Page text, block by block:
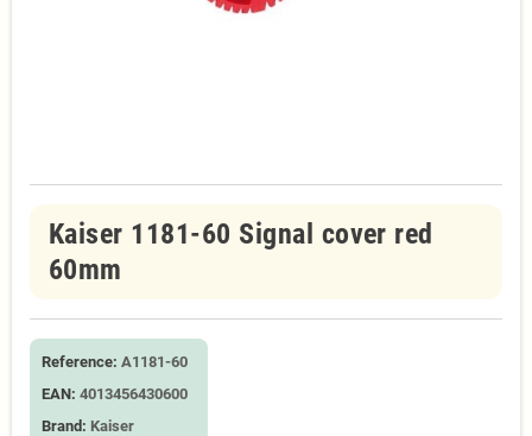
Kaiser 1181-60 Signal cover red
60mm
Reference: A1181-60
EAN: 4013456430600
Brand: Kaiser